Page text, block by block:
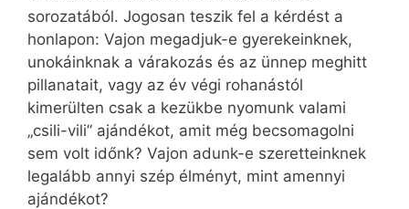
sorozatából. Jogosan teszik fel a kérdést a
honlapon: Vajon megadjuk-e gyerekeinknek,
unokáinknak a várakozás és az ünnep meghitt
pillanatait, vagy az év végi rohanástól
kimerülten csak a kezükbe nyomunk valami
„csili-vili” ajándékot, amit még becsomagolni
sem volt időnk? Vajon adunk-e szeretteinknek
legalább annyi szép élményt, mint amennyi
ajándékot?